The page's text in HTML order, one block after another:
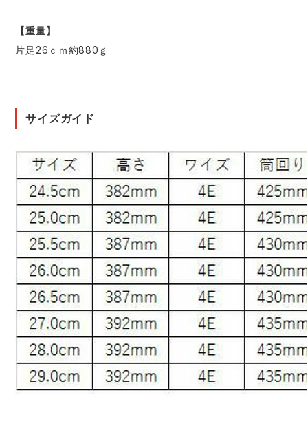
【重量】
片足26ｃｍ約880ｇ
サイズガイド